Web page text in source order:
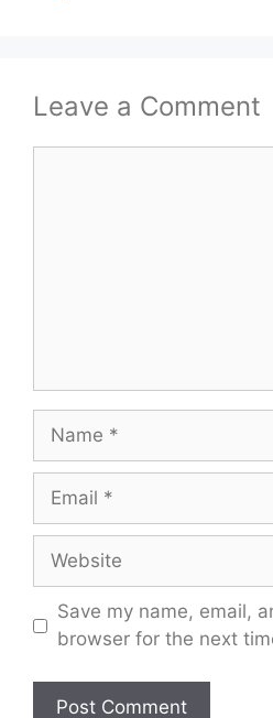
Leave a Comment
Name
Email
Website
Save my name, email,
browser for the next